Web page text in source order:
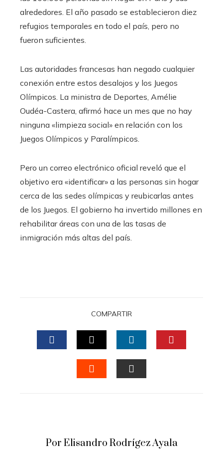
alrededores. El año pasado se establecieron diez
refugios temporales en todo el país, pero no
fueron suficientes.
Las autoridades francesas han negado cualquier
conexión entre estos desalojos y los Juegos
Olímpicos. La ministra de Deportes, Amélie
Oudéa-Castera, afirmó hace un mes que no hay
ninguna «limpieza social» en relación con los
Juegos Olímpicos y Paralímpicos.
Pero un correo electrónico oficial reveló que el
objetivo era «identificar» a las personas sin hogar
cerca de las sedes olímpicas y reubicarlas antes
de los Juegos. El gobierno ha invertido millones en
rehabilitar áreas con una de las tasas de
inmigración más altas del país.
COMPARTIR
FACEBOOKTWITTERLINKEDIN
Por Elisandro Rodrígez Ayala